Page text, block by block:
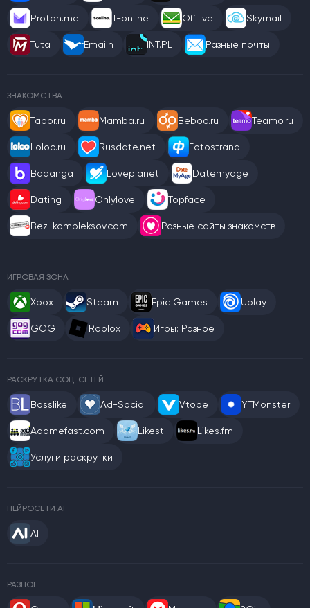
Proton.me T-online Offilive Skymail
Tuta Emailn INT.PL Разные почты
ЗНАКОМСТВА
Tabor.ru Mamba.ru Beboo.ru Teamo.ru
Loloo.ru Rusdate.net Fotostrana
Badanga Loveplanet Datemyage
Dating Onlylove Topface
Bez-kompleksov.com Разные сайты знакомств
ИГРОВАЯ ЗОНА
Xbox Steam Epic Games Uplay
GOG Roblox Игры: Разное
РАСКРУТКА СОЦ. СЕТЕЙ
Bosslike Ad-Social Vtope YTMonster
Addmefast.com Likest Likes.fm
Услуги раскрутки
НЕЙРОСЕТИ AI
AI
РАЗНОЕ